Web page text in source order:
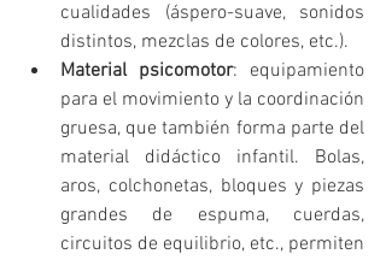
cualidades (áspero-suave, sonidos
distintos, mezclas de colores, etc.).
Material psicomotor: equipamiento
para el movimiento y la coordinación
gruesa, que también forma parte del
material didáctico infantil. Bolas,
aros, colchonetas, bloques y piezas
grandes de espuma, cuerdas,
circuitos de equilibrio, etc., permiten